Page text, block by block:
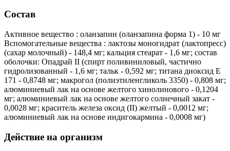
Состав
Активное вещество : оланзапин (оланзапина форма 1) - 10 мг
Вспомогательные вещества : лактозы моногидрат (лактопресс)
(сахар молочный) - 148,4 мг; кальция стеарат - 1,6 мг; состав
оболочки: Опадрай II (спирт поливиниловый, частично
гидролизованный - 1,6 мг; тальк - 0,592 мг; титана диоксид Е
171 - 0,8748 мг; макрогол (полиэтиленгликоль 3350) - 0,808 мг;
алюминиевый лак на основе желтого хинолинового - 0,1204
мг; алюминиевый лак на основе желтого солнечный закат -
0,0028 мг; краситель железа оксид (II) желтый - 0,0012 мг;
алюминиевый лак на основе индигокармина - 0,0008 мг)
Действие на организм